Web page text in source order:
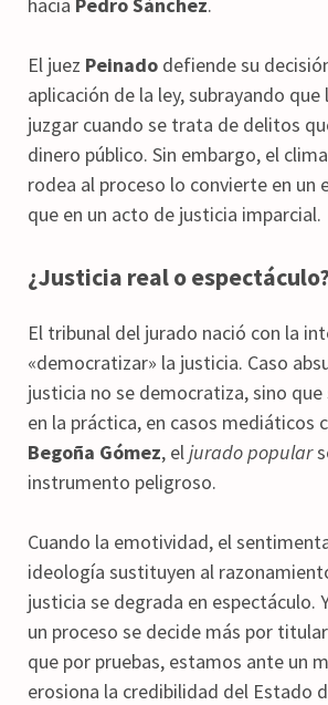
El juez Peinado defiende su
aplicación de la ley, subrayando
juzgar cuando se trata de delitos
dinero público. Sin embargo, el
rodea al proceso lo convierte en un
que en un acto de justicia imparcial.
¿Justicia real o
El tribunal del jurado nació con la
«democratizar» la justicia. Caso
justicia no se democratiza, sino que
en la práctica, en casos mediáticos
Begoña Gómez, el jurado popular
instrumento peligroso.
Cuando la emotividad, el
ideología sustituyen al
justicia se degrada en espectáculo.
un proceso se decide más por
que por pruebas, estamos ante un
erosiona la credibilidad del Estado